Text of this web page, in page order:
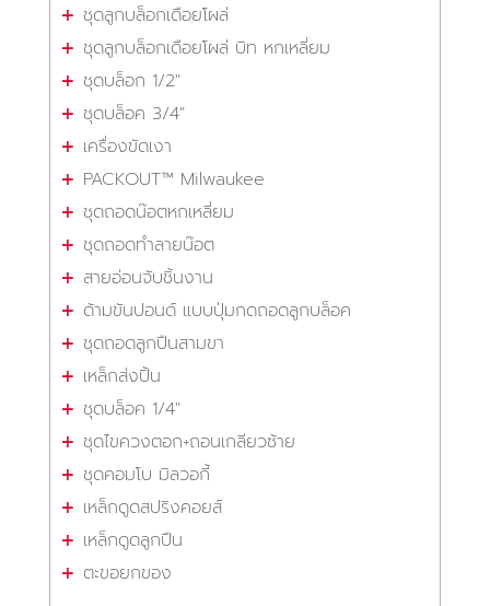
ชุดลูกบล็อกเดือยโผล่
ชุดลูกบล็อกเดือยโผล่ บิท หกเหลี่ยม
ชุดบล็อก 1/2"
ชุดบล็อค 3/4"
เครื่องขัดเงา
PACKOUT™ Milwaukee
ชุดถอดน๊อตหกเหลี่ยม
ชุดถอดทำลายน๊อต
สายอ่อนจับชิ้นงาน
ด้ามขันปอนด์ แบบปุ่มกดถอดลูกบล็อค
ชุดถอดลูกปืนสามขา
เหล็กส่งปิ้น
ชุดบล็อค 1/4"
ชุดไขควงตอก+ถอนเกลียวซ้าย
ชุดคอมโบ มิลวอกี้
เหล็กดูดสปริงคอยส์
เหล็กดูดลูกปืน
ตะขอยกของ